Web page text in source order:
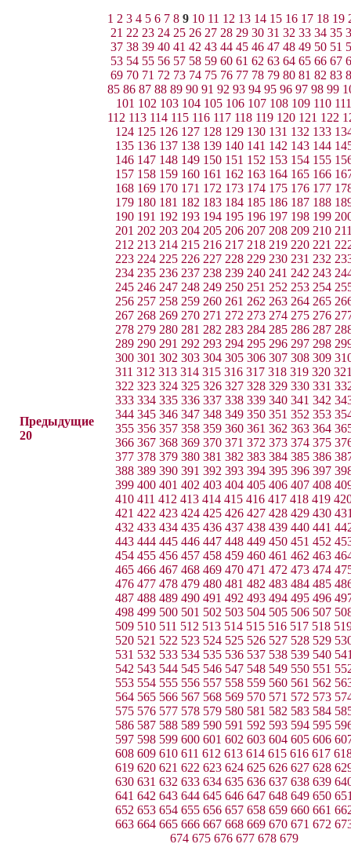
Предыдущие
20
1 2 3 4 5 6 7 8 9 10 11 12 13 14 15 16 17 18 19
21 22 23 24 25 26 27 28 29 30 31 32 33 34 35
37 38 39 40 41 42 43 44 45 46 47 48 49 50 51
53 54 55 56 57 58 59 60 61 62 63 64 65 66 67
69 70 71 72 73 74 75 76 77 78 79 80 81 82 83
85 86 87 88 89 90 91 92 93 94 95 96 97 98 99
101 102 103 104 105 106 107 108 109 110 111
112 113 114 115 116 117 118 119 120 121 122
124 125 126 127 128 129 130 131 132 133
135 136 137 138 139 140 141 142 143 144
146 147 148 149 150 151 152 153 154 155
157 158 159 160 161 162 163 164 165 166
168 169 170 171 172 173 174 175 176 177
179 180 181 182 183 184 185 186 187 188
190 191 192 193 194 195 196 197 198 199
201 202 203 204 205 206 207 208 209 210
212 213 214 215 216 217 218 219 220 221
223 224 225 226 227 228 229 230 231 232
234 235 236 237 238 239 240 241 242 243
245 246 247 248 249 250 251 252 253 254
256 257 258 259 260 261 262 263 264 265
267 268 269 270 271 272 273 274 275 276
278 279 280 281 282 283 284 285 286 287
289 290 291 292 293 294 295 296 297 298
300 301 302 303 304 305 306 307 308 309
311 312 313 314 315 316 317 318 319 320
322 323 324 325 326 327 328 329 330 331
333 334 335 336 337 338 339 340 341 342
344 345 346 347 348 349 350 351 352 353
355 356 357 358 359 360 361 362 363 364
366 367 368 369 370 371 372 373 374 375
377 378 379 380 381 382 383 384 385 386
388 389 390 391 392 393 394 395 396 397
399 400 401 402 403 404 405 406 407 408
410 411 412 413 414 415 416 417 418 419
421 422 423 424 425 426 427 428 429 430
432 433 434 435 436 437 438 439 440 441
443 444 445 446 447 448 449 450 451 452
454 455 456 457 458 459 460 461 462 463
465 466 467 468 469 470 471 472 473 474
476 477 478 479 480 481 482 483 484 485
487 488 489 490 491 492 493 494 495 496
498 499 500 501 502 503 504 505 506 507
509 510 511 512 513 514 515 516 517 518
520 521 522 523 524 525 526 527 528 529
531 532 533 534 535 536 537 538 539 540
542 543 544 545 546 547 548 549 550 551
553 554 555 556 557 558 559 560 561 562
564 565 566 567 568 569 570 571 572 573
575 576 577 578 579 580 581 582 583 584
586 587 588 589 590 591 592 593 594 595
597 598 599 600 601 602 603 604 605 606
608 609 610 611 612 613 614 615 616 617
619 620 621 622 623 624 625 626 627 628
630 631 632 633 634 635 636 637 638 639
641 642 643 644 645 646 647 648 649 650
652 653 654 655 656 657 658 659 660 661
663 664 665 666 667 668 669 670 671 672
674 675 676 677 678 679